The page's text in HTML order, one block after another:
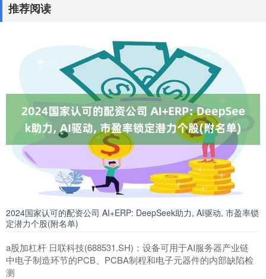
推荐阅读
2024国家认可的配资公司 AI+ERP: DeepSeek助力, AI驱动, 市盈率锁
定潜力个股(附名单)
a股加杠杆 日联科技(688531.SH)：设备可用于AI服务器产业链
中电子制造环节的PCB、PCBA制程和电子元器件的内部缺陷检
测